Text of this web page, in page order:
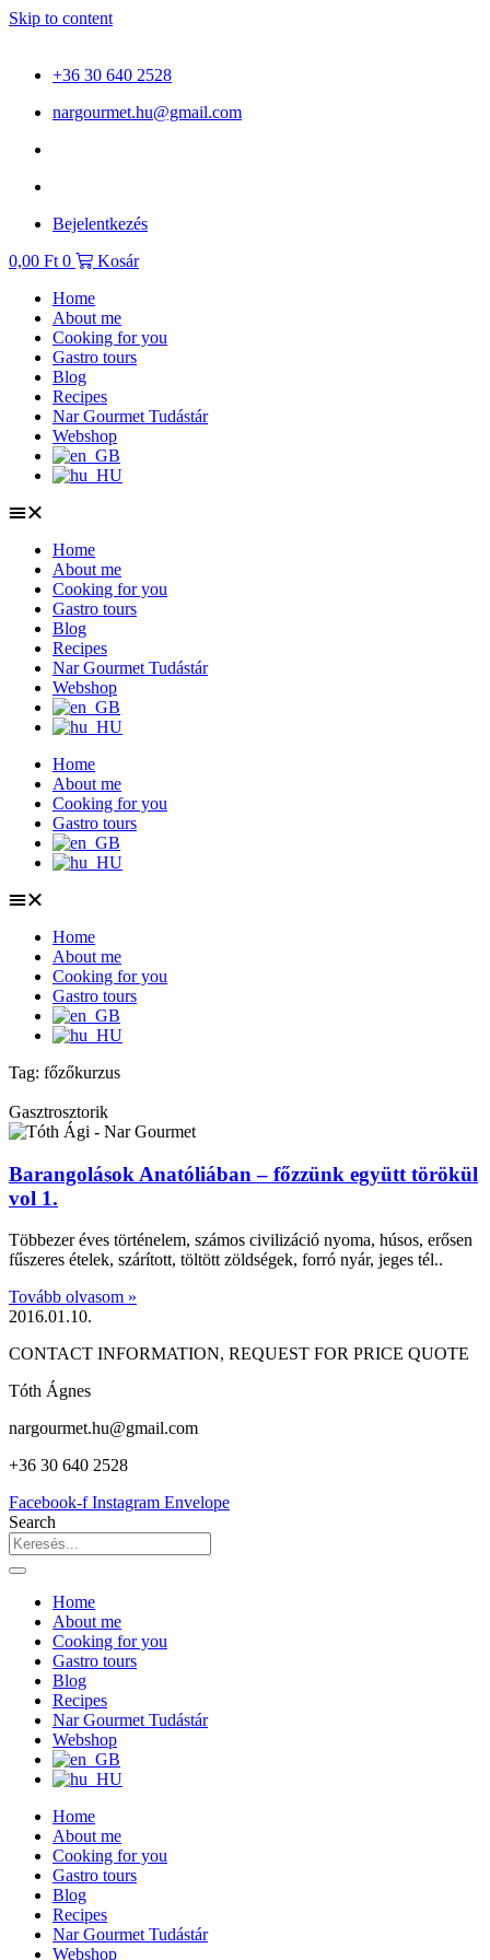
Skip to content
+36 30 640 2528
nargourmet.hu@gmail.com
Bejelentkezés
0,00 Ft 0
Kosár
Home
About me
Cooking for you
Gastro tours
Blog
Recipes
Nar Gourmet Tudástár
Webshop
Home
About me
Cooking for you
Gastro tours
Blog
Recipes
Nar Gourmet Tudástár
Webshop
Home
About me
Cooking for you
Gastro tours
Home
About me
Cooking for you
Gastro tours
Tag: főzőkurzus
Gasztrosztorik
Barangolások Anatóliában – főzzünk együtt törökül
vol 1.
Többezer éves történelem, számos civilizáció nyoma, húsos, erősen
fűszeres ételek, szárított, töltött zöldségek, forró nyár, jeges tél..
Tovább olvasom »
2016.01.10.
CONTACT INFORMATION, REQUEST FOR PRICE QUOTE
Tóth Ágnes
nargourmet.hu@gmail.com
+36 30 640 2528
Facebook-f Instagram Envelope
Search
Home
About me
Cooking for you
Gastro tours
Blog
Recipes
Nar Gourmet Tudástár
Webshop
Home
About me
Cooking for you
Gastro tours
Blog
Recipes
Nar Gourmet Tudástár
Webshop